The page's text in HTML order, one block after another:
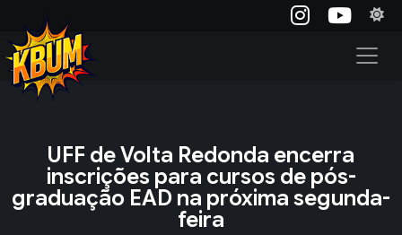
UFF de Volta Redonda encerra
inscrições para cursos de pós-
graduação EAD na próxima segunda-
feira